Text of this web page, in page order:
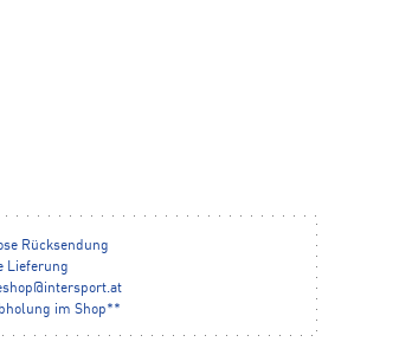
Rücksendung
Lieferung
@intersport.at
im Shop**